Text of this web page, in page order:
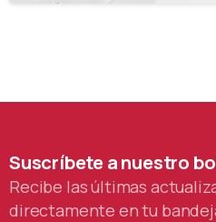
Suscríbeteanuestro
Recibe las últimas
directamente en tu